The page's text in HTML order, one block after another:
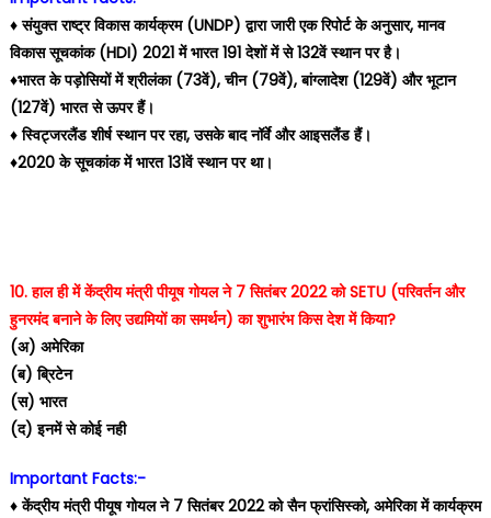
♦️ संयुक्त राष्ट्र विकास कार्यक्रम (UNDP) द्वारा जारी एक रिपोर्ट के अनुसार, मानव
विकास सूचकांक (HDI) 2021 में भारत 191 देशों में से 132वें स्थान पर है।
♦️भारत के पड़ोसियों में श्रीलंका (73वें), चीन (79वें), बांग्लादेश (129वें) और भूटान
(127वें) भारत से ऊपर हैं।
♦️ स्विट्जरलैंड शीर्ष स्थान पर रहा, उसके बाद नॉर्वे और आइसलैंड हैं।
♦️2020 के सूचकांक में भारत 131वें स्थान पर था।
10. हाल ही में केंद्रीय मंत्री पीयूष गोयल ने 7 सितंबर 2022 को SETU (परिवर्तन और
हुनरमंद बनाने के लिए उद्यमियों का समर्थन) का शुभारंभ किस देश में किया?
(अ) अमेरिका
(ब) ब्रिटेन
(स) भारत
(द) इनमें से कोई नही
Important Facts:-
♦️ केंद्रीय मंत्री पीयूष गोयल ने 7 सितंबर 2022 को सैन फ्रांसिस्को, अमेरिका में कार्यक्रम